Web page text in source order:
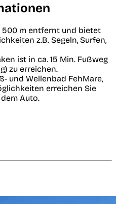
500 m entfernt und bietet
z.B. Segeln, Surfen,
ist in ca. 15 Min. Fußweg
zu erreichen.
und Wellenbad FehMare,
erreichen Sie
Auto.